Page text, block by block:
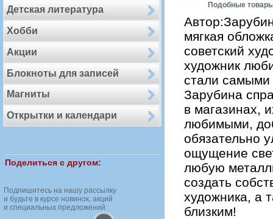
Детская литература
Хобби
Акции
Блокноты для записей
Магниты
Открытки и календари
Поделиться с другом:
Подпишитесь на нашу рассылку
и будьте в курсе новинок, акций
и специальных предложений:
Подобные
мягкая
советский
художник
стали самыми
Зарубина
в магазинах,
любимыми,
обязательно
ощущение
любую
создать
художника, а
близким!